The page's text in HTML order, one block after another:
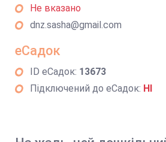
Не вказано
dnz.sasha@gmail.com
еСадок
ID еСадок: 13673
Підключений до еСадок: НІ